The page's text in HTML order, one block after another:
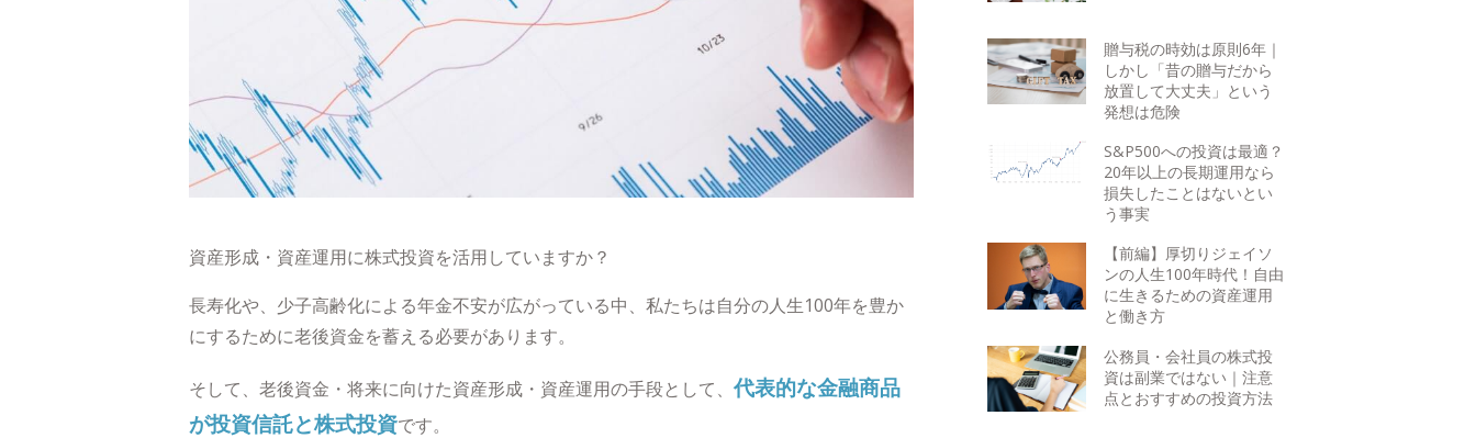
資産形成・資産運用に株式投資を活用していますか？
長寿化や、少子高齢化による年金不安が広がっている中、私たちは自分の人生100年を豊か
にするために老後資金を蓄える必要があります。
そして、老後資金・将来に向けた資産形成・資産運用の手段として、 代表的な金融商品
が投資信託と株式投資です。
贈与税の時効は原則6年｜
しかし「昔の贈与だから
放置して大丈夫」という
発想は危険
S&P500への投資は最適？
20年以上の長期運用なら
損失したことはないとい
う事実
【前編】厚切りジェイソ
ンの人生100年時代！自由
に生きるための資産運用
と働き方
公務員・会社員の株式投
資は副業ではない｜注意
点とおすすめの投資方法